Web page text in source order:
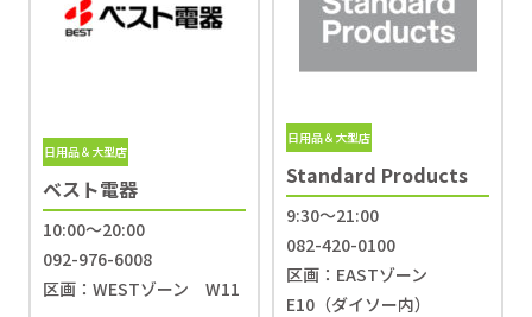
日用品＆大型店
ベスト電器
10:00〜20:00
092-976-6008
区画：WESTゾーン W11
日用品＆大型店
Standard Products
9:30〜21:00
082-420-0100
区画：EASTゾーン
E10（ダイソー内）